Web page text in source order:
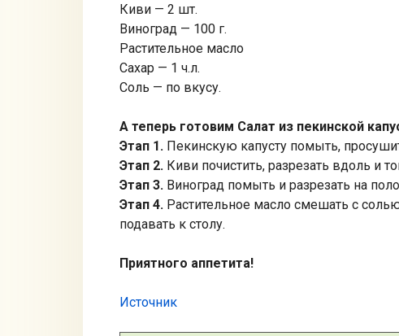
Киви — 2 шт.
Виноград — 100 г.
Растительное масло
Сахар — 1 ч.л.
Соль — по вкусу.
А теперь готовим Салат из пекинской
Этап 1. Пекинскую капусту помыть,
Этап 2. Киви почистить, разрезать вдоль и
Этап 3. Виноград помыть и разрезать на
Этап 4. Растительное масло смешать с
подавать к столу.
Приятного аппетита!
Источник